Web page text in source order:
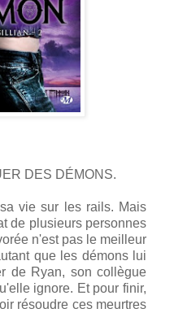
DES DÉMONS.
vie sur les rails. Mais
de plusieurs personnes
n'est pas le meilleur
que les démons lui
de Ryan, son collègue
ignore. Et pour finir,
résoudre ces meurtres